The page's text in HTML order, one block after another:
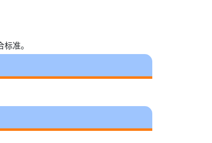
准。